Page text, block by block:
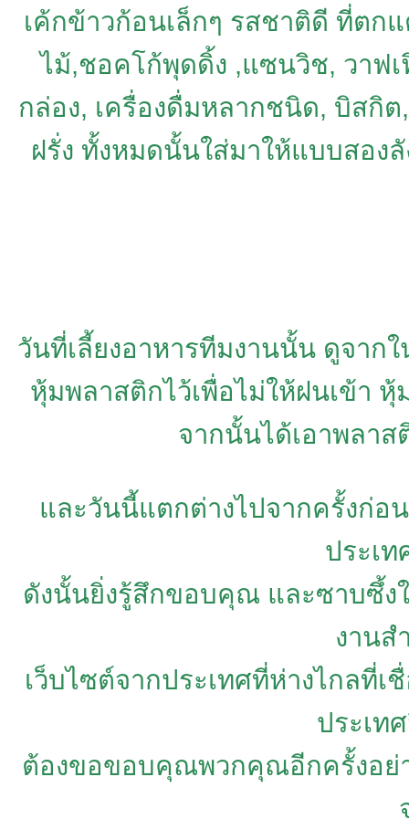
เค้กข้าวก้อนเล็กๆ รสชาติดี ที่ตกแ
ไม้,ชอคโก้พุดดิ้ง ,แซนวิช, วาฟ
กล่อง, เครื่องดื่มหลากชนิด, บิสกิ
ฝรั่ง ทั้งหมดนั้นใส่มาให้แบบสอง
วันที่เลี้ยงอาหารทีมงานนั้น ดูจาก
หุ้มพลาสติกไว้เพื่อไม่ให้ฝนเข้า
จากนั้นได้เอาพลา
และวันนี้แตกต่างไปจากครั้งก่อ
ประเ
ดังนั้นยิ่งรู้สึกขอบคุณ และซาบซึ้ง
งานส
เว็บไซต์จากประเทศที่ห่างไกลที่เ
ประเท
ต้องขอขอบคุณพวกคุณอีกครั้งอย่